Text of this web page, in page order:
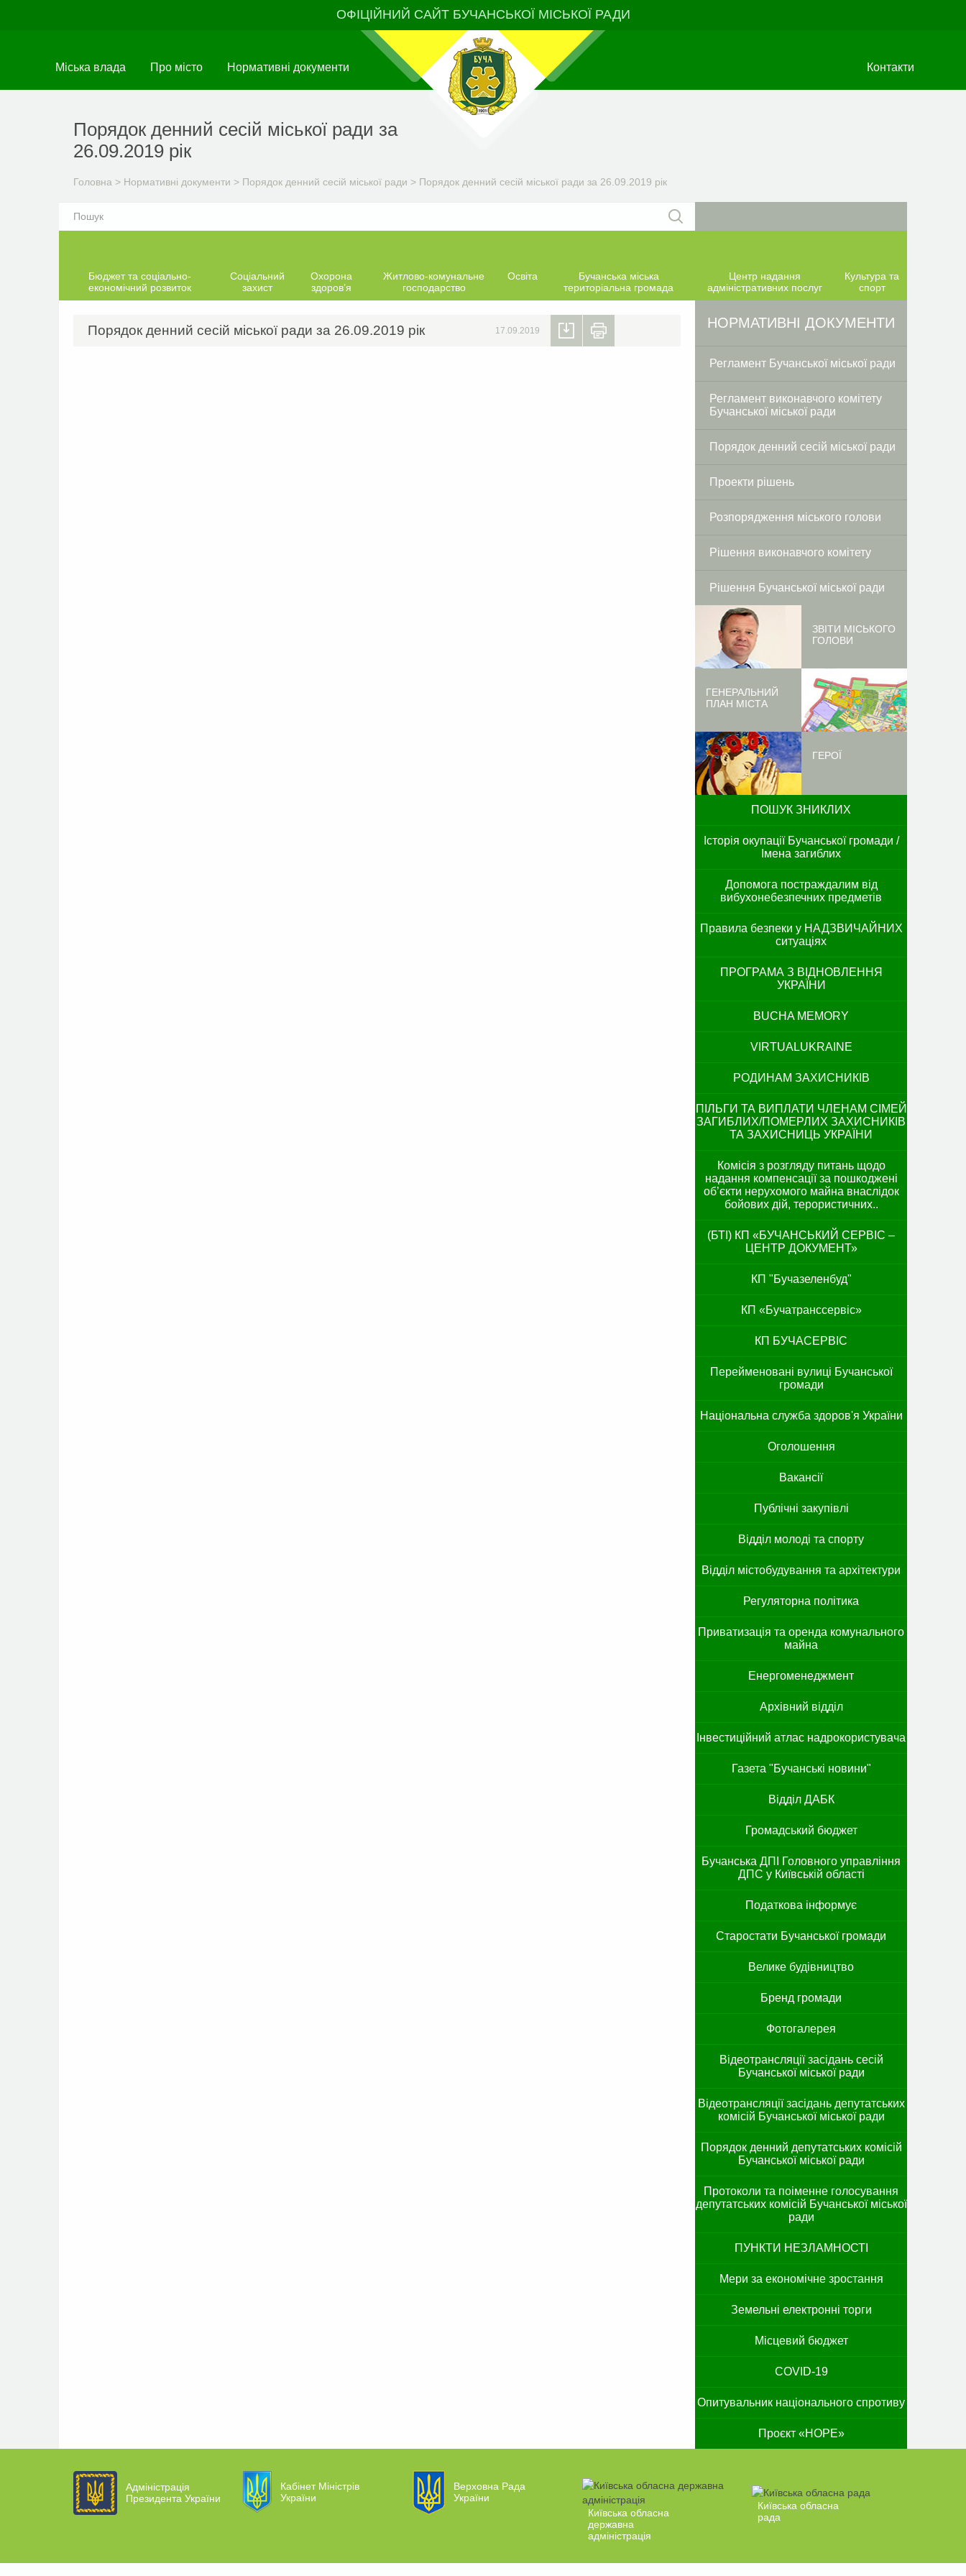
ОФІЦІЙНИЙ САЙТ БУЧАНСЬКОЇ МІСЬКОЇ РАДИ
Міська влада Про місто Нормативні документи Контакти
Порядок денний сесій міської ради за
26.09.2019 рік
Головна > Нормативні документи > Порядок денний сесій міської ради > Порядок денний сесій міської ради за 26.09.2019 рік
Бюджет та соціально-
економічний розвиток
Соціальний
захист
Охорона
здоров’я
Житлово-комунальне
господарство
Освіта
Бучанська міська
територіальна громада
Центр надання
адміністративних послуг
Культура та
спорт
Порядок денний сесій міської ради за 26.09.2019 рік 17.09.2019 Facebook
Twitter
НОРМАТИВНІ ДОКУМЕНТИ
Регламент Бучанської міської ради
Регламент виконавчого комітету
Бучанської міської ради
Порядок денний сесій міської ради
Проекти рішень
Розпорядження міського голови
Рішення виконавчого комітету
Рішення Бучанської міської ради
ЗВІТИ МІСЬКОГО
ГОЛОВИ
ГЕНЕРАЛЬНИЙ
ПЛАН МІСТА
ГЕРОЇ
ПОШУК ЗНИКЛИХ
Історія окупації Бучанської громади /
Імена загиблих
Допомога постраждалим від
вибухонебезпечних предметів
Правила безпеки у НАДЗВИЧАЙНИХ
ситуаціях
ПРОГРАМА З ВІДНОВЛЕННЯ
УКРАЇНИ
BUCHA MEMORY
VIRTUALUKRAINE
РОДИНАМ ЗАХИСНИКІВ
ПІЛЬГИ ТА ВИПЛАТИ ЧЛЕНАМ СІМЕЙ
ЗАГИБЛИХ/ПОМЕРЛИХ ЗАХИСНИКІВ
ТА ЗАХИСНИЦЬ УКРАЇНИ
Комісія з розгляду питань щодо
надання компенсації за пошкоджені
об’єкти нерухомого майна внаслідок
бойових дій, терористичних..
(БТІ) КП «БУЧАНСЬКИЙ СЕРВІС –
ЦЕНТР ДОКУМЕНТ»
КП "Бучазеленбуд"
КП «Бучатранссервіс»
КП БУЧАСЕРВІС
Перейменовані вулиці Бучанської
громади
Національна служба здоров'я України
Оголошення
Вакансії
Публічні закупівлі
Відділ молоді та спорту
Відділ містобудування та архітектури
Регуляторна політика
Приватизація та оренда комунального
майна
Енергоменеджмент
Архівний відділ
Інвестиційний атлас надрокористувача
Газета "Бучанські новини"
Відділ ДАБК
Громадський бюджет
Бучанська ДПІ Головного управління
ДПС у Київській області
Податкова інформує
Старостати Бучанської громади
Велике будівництво
Бренд громади
Фотогалерея
Відеотрансляції засідань сесій
Бучанської міської ради
Відеотрансляції засідань депутатських
комісій Бучанської міської ради
Порядок денний депутатських комісій
Бучанської міської ради
Протоколи та поіменне голосування
депутатських комісій Бучанської міської
ради
ПУНКТИ НЕЗЛАМНОСТІ
Мери за економічне зростання
Земельні електронні торги
Місцевий бюджет
COVID-19
Опитувальник національного спротиву
Проєкт «HOPE»
Адміністрація
Президента України
Кабінет Міністрів
України
Верховна Рада
України
Київська обласна
державна
адміністрація
Київська обласна
рада